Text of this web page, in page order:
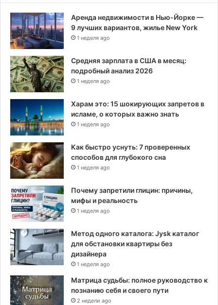
Аренда недвижимости в Нью-Йорке —
9 лучших вариантов, жилье New York
1 неделя ago
Средняя зарплата в США в месяц:
подробный анализ 2026
1 неделя ago
Харам это: 15 шокирующих запретов в
исламе, о которых важно знать
1 неделя ago
Как быстро уснуть: 7 проверенных
способов для глубокого сна
1 неделя ago
Почему запретили глицин: причины,
мифы и реальность
1 неделя ago
Метод одного каталога: Jysk каталог
для обстановки квартиры без
дизайнера
1 неделя ago
Матрица судьбы: полное руководство к
познанию себя и своего пути
2 недели ago